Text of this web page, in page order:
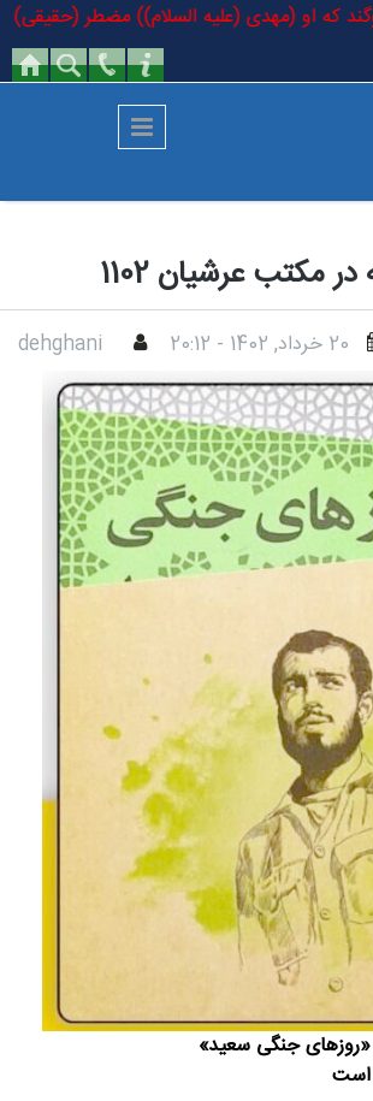
سوگند که او (مهدی (علیه السلام)) مضطر
مکتب عرشیان 1102
20 خرداد, 1402 - 20:12 dehghani
جنگی سعید»
است